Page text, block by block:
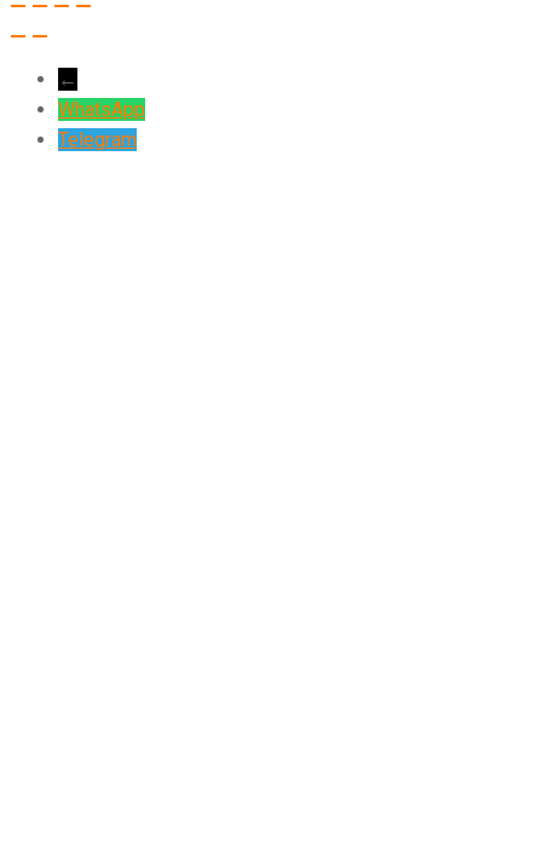
←
WhatsApp
Telegram